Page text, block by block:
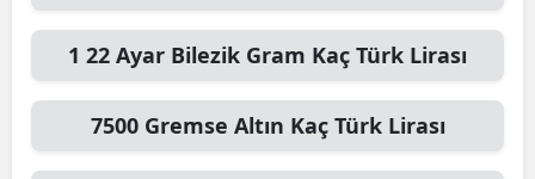
1 22 Ayar Bilezik Gram Kaç Türk Lirası
7500 Gremse Altın Kaç Türk Lirası